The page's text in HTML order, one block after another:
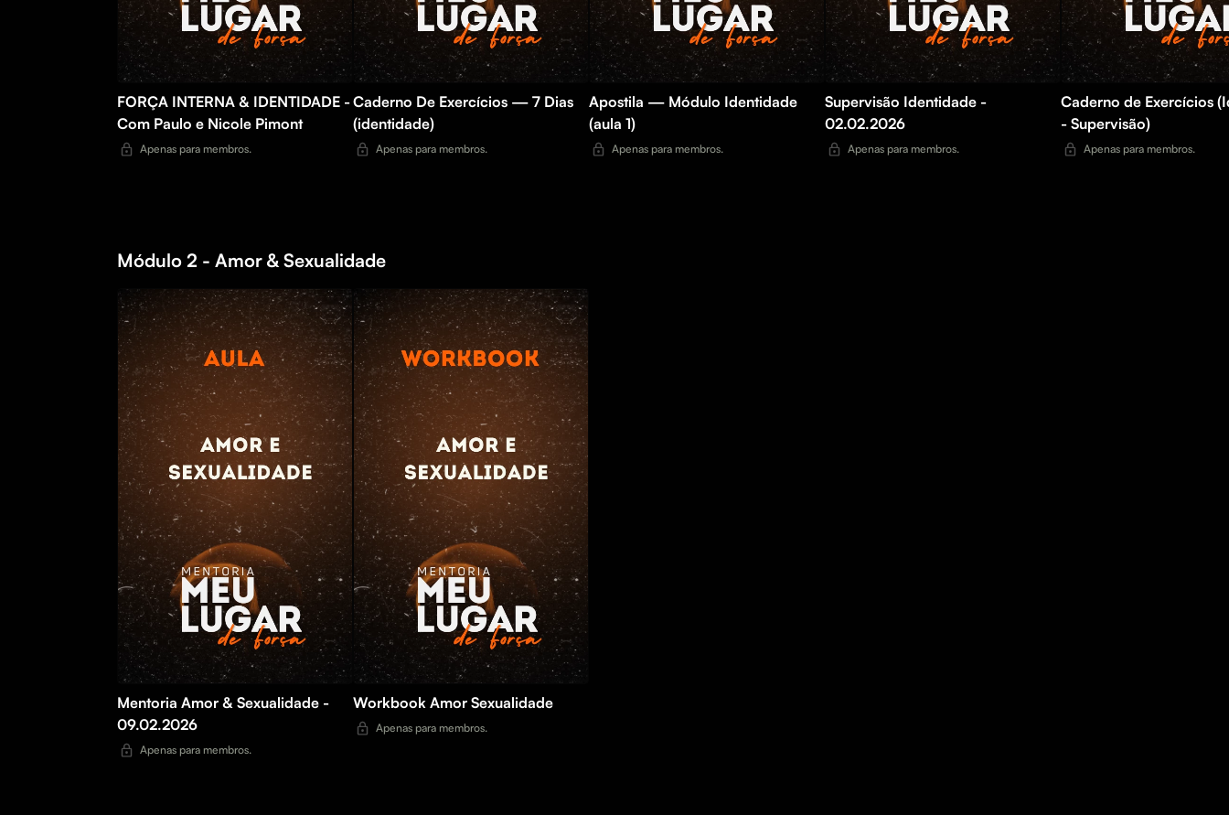
FORÇA INTERNA & IDENTIDADE -
Com Paulo e Nicole Pimont
Apenas para membros.
Caderno De Exercícios — 7 Dias
(identidade)
Apenas para membros.
Apostila — Módulo Identidade
(aula 1)
Apenas para membros.
Supervisão Identidade -
02.02.2026
Apenas para membros.
Caderno de Exercícios
- Supervisão)
Apenas para membros.
Módulo 2 - Amor & Sexualidade
Mentoria Amor & Sexualidade -
09.02.2026
Apenas para membros.
Workbook Amor Sexualidade
Apenas para membros.